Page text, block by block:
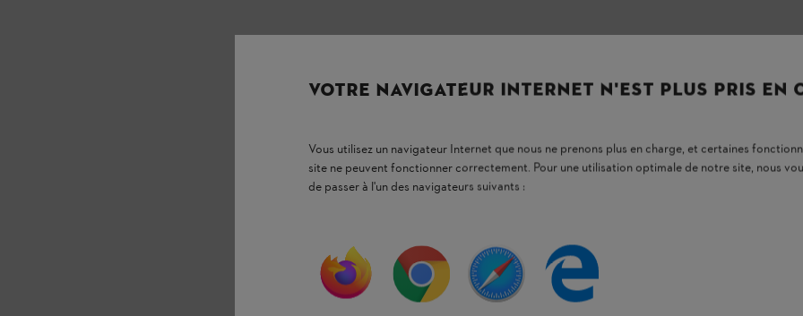
VOTRE NAVIGATEUR INTERNET N'EST PLUS PRIS EN
Vous utilisez un navigateur Internet que nous ne prenons plus en charge, et certaines
site ne peuvent fonctionner correctement. Pour une utilisation optimale de notre site, nous
de passer à l'un des navigateurs suivants :